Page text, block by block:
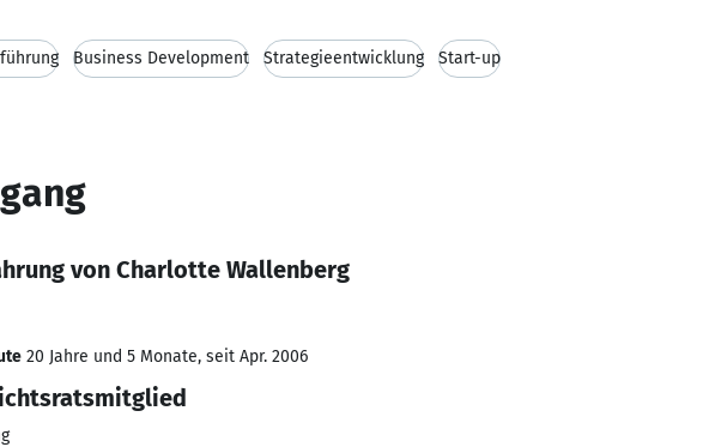
Business Development Strategieentwicklung Start-up
von Charlotte Wallenberg
20 Jahre und 5 Monate, seit Apr. 2006